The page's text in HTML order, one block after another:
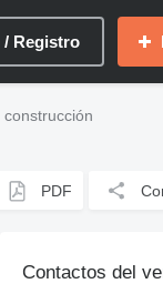
/ Registro
PDF
Contactos del